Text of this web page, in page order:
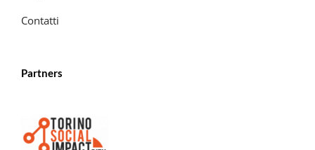
Contatti
Partners